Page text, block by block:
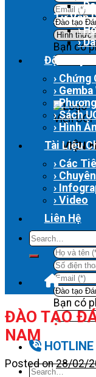
Bạn có
VIỆN
Bạn có
›
Tư Vấn
›
›
Độc Quyền
›
›
›
› Sách
› Hình
Tài Liệu
› Các
›
›
› Video
Liên Hệ
ĐÀO TẠO
NAM
Posted on28/02/